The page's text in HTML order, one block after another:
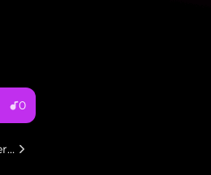
0
Anmelden & Registrieren